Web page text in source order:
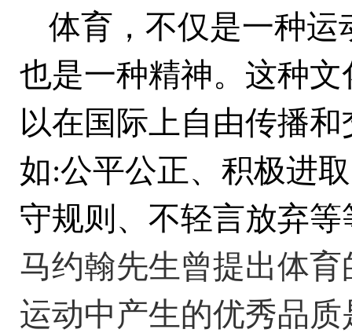
体育，不仅是一种
也是一种精神。这种
以在国际上自由传播
如:公平公正、积极进
守规则、不轻言放弃等
马约翰先生曾提出体
运动中产生的优秀品